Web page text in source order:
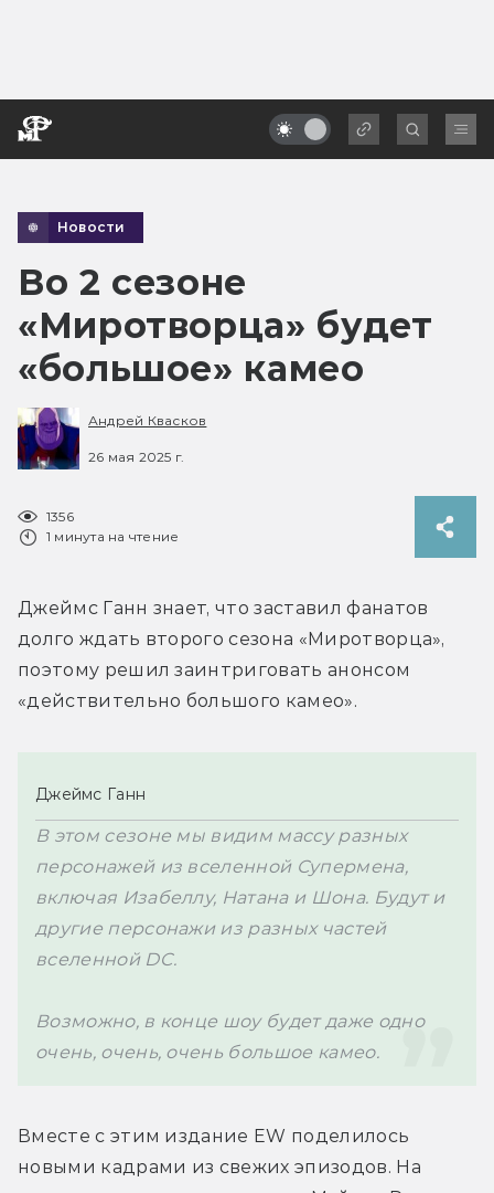
Новости
Во 2 сезоне
«Миротворца» будет
«большое» камео
Андрей Квасков
26 мая 2025 г.
1356
1 минута на чтение
Джеймс Ганн знает, что заставил фанатов
долго ждать второго сезона «Миротворца»,
поэтому решил заинтриговать анонсом
«действительно большого камео».
Джеймс Ганн
В этом сезоне мы видим массу разных
персонажей из вселенной Супермена,
включая Изабеллу, Натана и Шона. Будут и
другие персонажи из разных частей
вселенной DC.
Возможно, в конце шоу будет даже одно
очень, очень, очень большое камео.
Вместе с этим издание EW поделилось
новыми кадрами из свежих эпизодов. На